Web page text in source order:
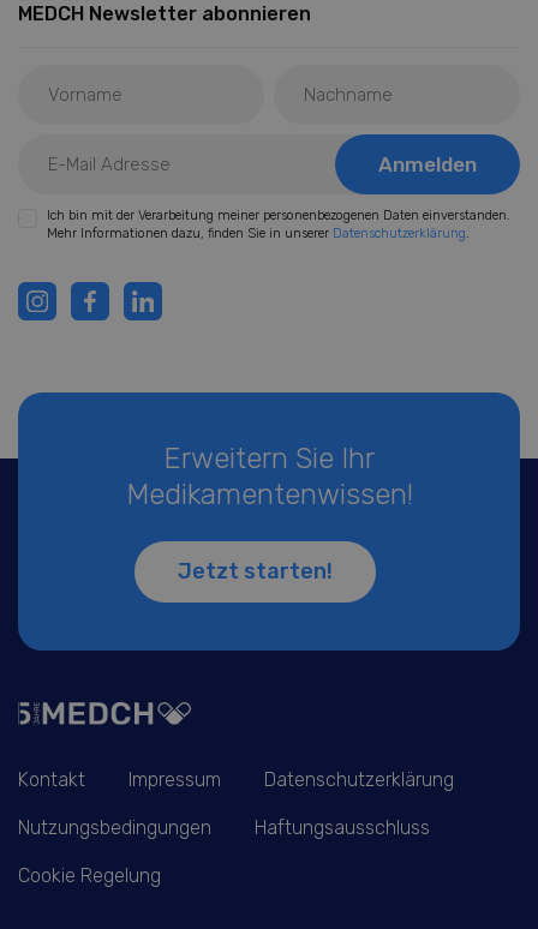
MEDCH Newsletter abonnieren
Ich bin mit der Verarbeitung meiner personenbezogenen Daten einverstanden.
Mehr Informationen dazu, finden Sie in unserer Datenschutzerklärung.
Erweitern Sie Ihr
Medikamentenwissen!
Jetzt starten!
Kontakt Impressum Datenschutzerklärung
Nutzungsbedingungen Haftungsausschluss
Cookie Regelung